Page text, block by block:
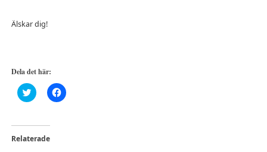
Älskar dig!
Dela det här:
Klicka
för
Twitter
(Öppnas
i
Klicka
för
Relaterade